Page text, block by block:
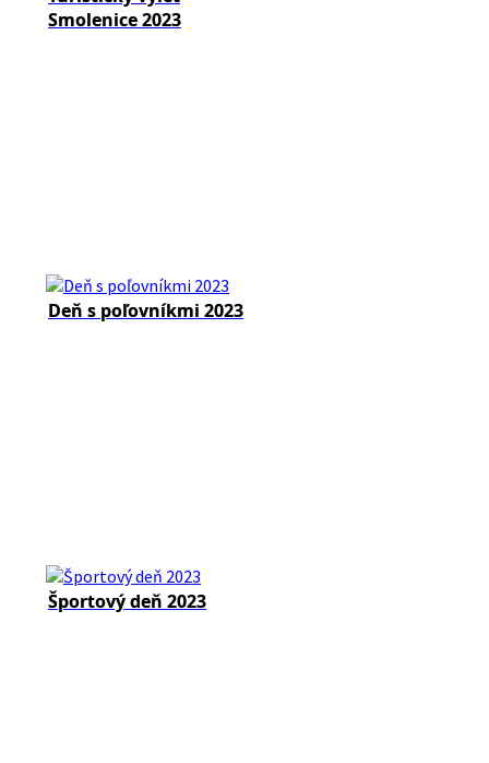
Smolenice 2023
Deň s poľovníkmi 2023
Športový deň 2023